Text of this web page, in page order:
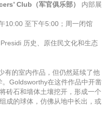
Club（军官俱乐部）
内部展
10:00 至下午5:00；周一闭馆
Presidi 历史、原住民文化和生态
有的室内作品，但仍然延续了他
。Goldsworthy在这件作品中开凿
砖石和墙体土壤挖开，形成一个
成的球体，仿佛从地中长出，或